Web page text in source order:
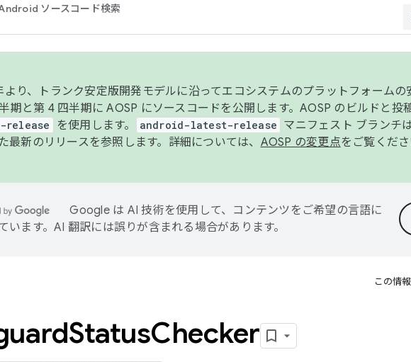
ソースコード検索
より、トランク安定版開発モデルに沿ってエコシステムのプラットフォームの
期と第 4 四半期に AOSP にソースコードを公開します。AOSP のビルドと投
を使用します。 android-latest-release マニフェスト ブランチ
最新のリリースを参照します。詳細については、 AOSP の変更点をご覧くださ
Google は AI 技術を使用して、コンテンツをご希望の言語に
います。AI 翻訳には誤りが含まれる場合があります。
この情
StatusChecker